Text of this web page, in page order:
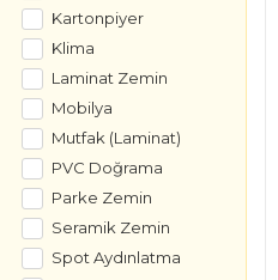
Kartonpiyer
Klima
Laminat Zemin
Mobilya
Mutfak (Laminat)
PVC Doğrama
Parke Zemin
Seramik Zemin
Spot Aydınlatma